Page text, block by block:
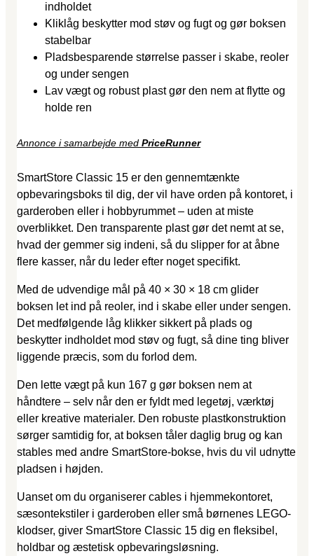
indholdet
Kliklåg beskytter mod støv og fugt og gør boksen
stabelbar
Pladsbesparende størrelse passer i skabe, reoler
og under sengen
Lav vægt og robust plast gør den nem at flytte og
holde ren
Annonce i samarbejde med PriceRunner
SmartStore Classic 15 er den gennemtænkte
opbevaringsboks til dig, der vil have orden på kontoret, i
garderoben eller i hobbyrummet – uden at miste
overblikket. Den transparente plast gør det nemt at se,
hvad der gemmer sig indeni, så du slipper for at åbne
flere kasser, når du leder efter noget specifikt.
Med de udvendige mål på 40 × 30 × 18 cm glider
boksen let ind på reoler, ind i skabe eller under sengen.
Det medfølgende låg klikker sikkert på plads og
beskytter indholdet mod støv og fugt, så dine ting bliver
liggende præcis, som du forlod dem.
Den lette vægt på kun 167 g gør boksen nem at
håndtere – selv når den er fyldt med legetøj, værktøj
eller kreative materialer. Den robuste plastkonstruktion
sørger samtidig for, at boksen tåler daglig brug og kan
stables med andre SmartStore-bokse, hvis du vil udnytte
pladsen i højden.
Uanset om du organiserer cables i hjemmekontoret,
sæsontekstiler i garderoben eller små børnenes LEGO-
klodser, giver SmartStore Classic 15 dig en fleksibel,
holdbar og æstetisk opbevaringsløsning.